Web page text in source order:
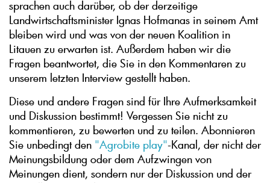
sprachen auch darüber, ob der derzeitige
Landwirtschaftsminister Ignas Hofmanas in seinem Amt
bleiben wird und was von der neuen Koalition in
Litauen zu erwarten ist. Außerdem haben wir die
Fragen beantwortet, die Sie in den Kommentaren zu
unserem letzten Interview gestellt haben.
Diese und andere Fragen sind für Ihre Aufmerksamkeit
und Diskussion bestimmt! Vergessen Sie nicht zu
kommentieren, zu bewerten und zu teilen. Abonnieren
Sie unbedingt den "Agrobite play"-Kanal, der nicht der
Meinungsbildung oder dem Aufzwingen von
Meinungen dient, sondern nur der Diskussion und der